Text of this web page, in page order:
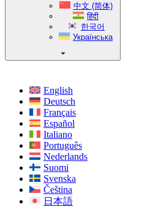
中文 (简体)
हिंदी
한국어
Українська
English
Deutsch
Français
Español
Italiano
Português
Nederlands
Suomi
Svenska
Čeština
日本語